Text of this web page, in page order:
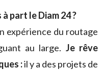
part le Diam 24 ?
expérience du routage
au large. Je rêve
:il y a des projets de